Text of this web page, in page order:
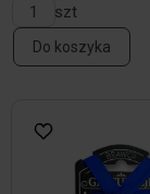
szt
Do koszyka